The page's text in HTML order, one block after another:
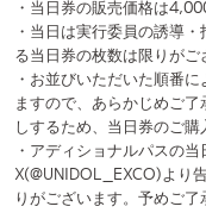
お並びください。
・本イベントでは、アディショ
ス)」、「ドリームパス(Dパス)
ます。
「ウルトラパス(Uパス)」につい
・ウルトラパス(Uパス)の販売
・本イベントにおけるウルトラ
・最優先入場
開場時に一番最初に入場のご案
集合してください。座席番号順